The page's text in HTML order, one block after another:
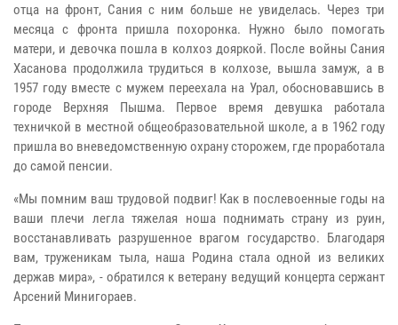
отца на фронт, Сания с ним больше не увиделась. Через три
месяца с фронта пришла похоронка. Нужно было помогать
матери, и девочка пошла в колхоз дояркой. После войны Сания
Хасанова продолжила трудиться в колхозе, вышла замуж, а в
1957 году вместе с мужем переехала на Урал, обосновавшись в
городе Верхняя Пышма. Первое время девушка работала
техничкой в местной общеобразовательной школе, а в 1962 году
пришла во вневедомственную охрану сторожем, где проработала
до самой пенсии.
«Мы помним ваш трудовой подвиг! Как в послевоенные годы на
ваши плечи легла тяжелая ноша поднимать страну из руин,
восстанавливать разрушенное врагом государство. Благодаря
вам, труженикам тыла, наша Родина стала одной из великих
держав мира», - обратился к ветерану ведущий концерта сержант
Арсений Минигораев.